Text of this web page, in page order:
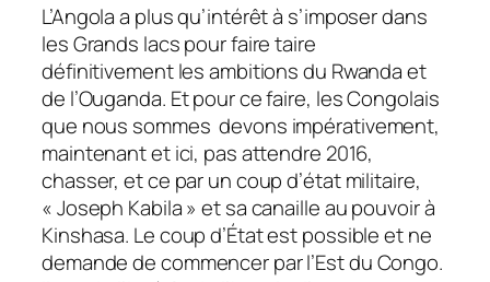
L’Angola a plus qu’intérêt à s’imposer dans
les Grands lacs pour faire taire
définitivement les ambitions du Rwanda et
de l’Ouganda. Et pour ce faire, les Congolais
que nous sommes devons impérativement,
maintenant et ici, pas attendre 2016,
chasser, et ce par un coup d’état militaire,
« Joseph Kabila » et sa canaille au pouvoir à
Kinshasa. Le coup d’État est possible et ne
demande de commencer par l’Est du Congo.